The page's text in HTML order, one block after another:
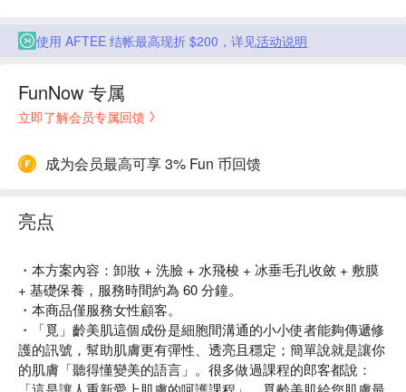
使用 AFTEE 结帐最高现折 $200，详见活动说明
FunNow 专属
立即了解会员专属回馈
成为会员最高可享 3% Fun 币回馈
亮点
・本方案內容：卸妝 + 洗臉 + 水飛梭 + 冰垂毛孔收斂 + 敷膜
+ 基礎保養，服務時間約為 60 分鐘。
・本商品僅服務女性顧客。
・「覓」齡美肌這個成份是細胞間溝通的小小使者能夠傳遞修
護的訊號，幫助肌膚更有彈性、透亮且穩定；簡單說就是讓你
的肌膚「聽得懂變美的語言」。很多做過課程的郎客都說：